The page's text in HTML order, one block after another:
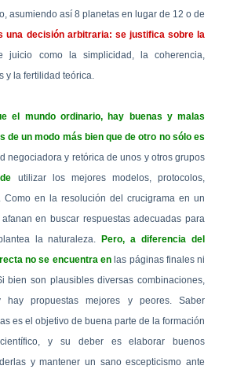
asumiendo así 8 planetas en lugar de 12 o de
una decisión arbitraria: se justifica sobre la
juicio como la simplicidad, la coherencia,
y la fertilidad teórica.
el mundo ordinario, hay buenas y malas
de un modo más bien que de otro no sólo es
negociadora y retórica de unos y otros grupos
utilizar los mejores modelos, protocolos,
Como en la resolución del crucigrama en un
en buscar respuestas adecuadas para
la naturaleza.
Pero, a diferencia del
no se encuentra enlas páginas finales ni
bien son plausibles diversas combinaciones,
propuestas mejores y peores. Saber
es el objetivo de buena parte de la formación
y su deber es elaborar buenos
y mantener un sano escepticismo ante